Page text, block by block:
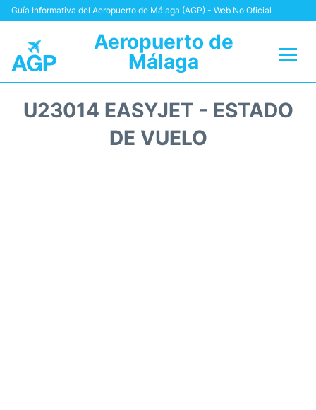
Guía Informativa del Aeropuerto de Málaga (AGP) - Web No Oficial
Aeropuerto de
Málaga
U23014 EASYJET - ESTADO
DE VUELO